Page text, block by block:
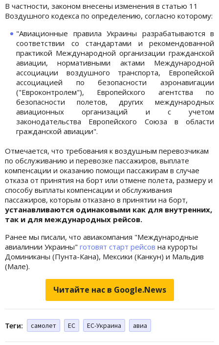
В частности, законом внесены изменения в статью 11
Воздушного кодекса по определению, согласно которому:
"Авиационные правила Украины разрабатываются в
соответствии со стандартами и рекомендованной
практикой Международной организации гражданской
авиации, нормативными актами Международной
ассоциации воздушного транспорта, Европейской
ассоциацией по безопасности аэронавигации
("Евроконтролем"), Европейского агентства по
безопасности полетов, других международных
авиационных организаций и с учетом
законодательства Европейского Союза в области
гражданской авиации".
Отмечается, что требования к воздушным перевозчикам
по обслуживанию и перевозке пассажиров, выплате
компенсации и оказанию помощи пассажирам в случае
отказа от принятия на борт или отмене полета, размеру и
способу выплаты компенсации и обслуживания
пассажиров, которым отказано в принятии на борт,
устанавливаются одинаковыми как для внутренних,
так и для международных рейсов.
Ранее мы писали, что авиакомпания "Международные
авиалинии Украины" готовят старт рейсов на курорты
Доминиканы (Пунта-Кана), Мексики (Канкун) и Мальдив
(Мале).
Читайте нас в Google.News
Теги: самолет ЕС ЕС-Украина авиа